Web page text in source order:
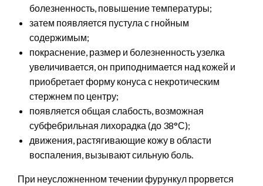
болезненность, повышение температуры;
затем появляется пустула с гнойным
содержимым;
покраснение, размер и болезненность узелка
увеличивается, он приподнимается над кожей и
приобретает форму конуса с некротическим
стержнем по центру;
появляется общая слабость, возможная
субфебрильная лихорадка (до 38°С);
движения, растягивающие кожу в области
воспаления, вызывают сильную боль.
При неусложненном течении фурункул прорвется